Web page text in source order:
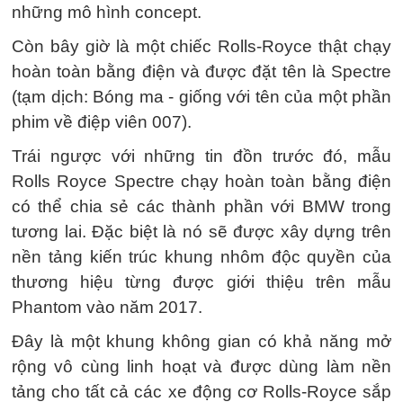
những mô hình concept.
Còn bây giờ là một chiếc Rolls-Royce thật chạy
hoàn toàn bằng điện và được đặt tên là Spectre
(tạm dịch: Bóng ma - giống với tên của một phần
phim về điệp viên 007).
Trái ngược với những tin đồn trước đó, mẫu
Rolls Royce Spectre chạy hoàn toàn bằng điện
có thể chia sẻ các thành phần với BMW trong
tương lai. Đặc biệt là nó sẽ được xây dựng trên
nền tảng kiến trúc khung nhôm độc quyền của
thương hiệu từng được giới thiệu trên mẫu
Phantom vào năm 2017.
Đây là một khung không gian có khả năng mở
rộng vô cùng linh hoạt và được dùng làm nền
tảng cho tất cả các xe động cơ Rolls-Royce sắp